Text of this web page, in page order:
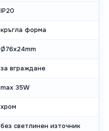
IP20
кръгла форма
Ø76x24mm
за вграждане
max 35W
хром
без светлинен източник